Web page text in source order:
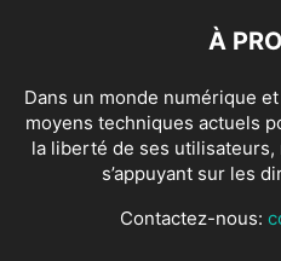
À
Dans un monde numérique
moyens techniques actuels
la liberté de ses
s’appuyant sur les
Contactez-nous: